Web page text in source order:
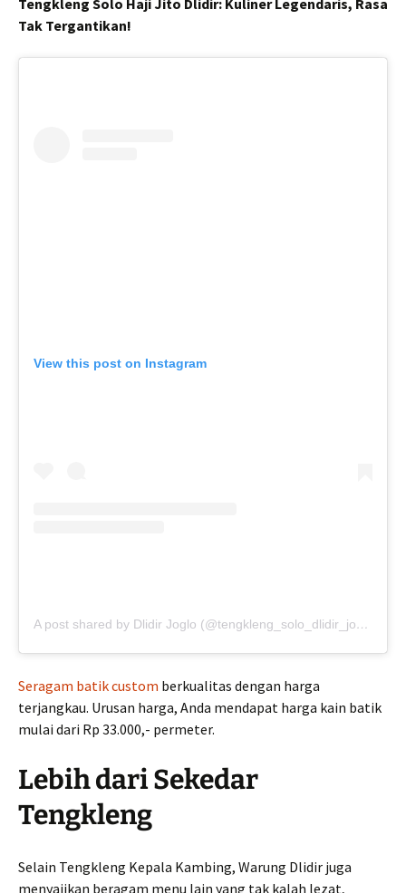
Tengkleng Solo Haji Jito Dlidir: Kuliner Legendaris, Rasa
Tak Tergantikan!
View this post on Instagram
A post shared by Dlidir Joglo (@tengkleng_solo_dlidir_joglo)
Seragam batik custom berkualitas dengan harga
terjangkau. Urusan harga, Anda mendapat harga kain batik
mulai dari Rp 33.000,- permeter.
Lebih dari Sekedar
Tengkleng
Selain Tengkleng Kepala Kambing, Warung Dlidir juga
menyajikan beragam menu lain yang tak kalah lezat,